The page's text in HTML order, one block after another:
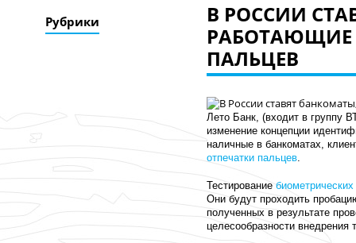
Рубрики
В РОССИИ
РАБОТАЮЩИЕ
ПАЛЬЦЕВ
Лето Банк, (входит в группу
изменение концепции
наличные в банкоматах,
отпечатки пальцев.
Тестирование биометрических
Они будут проходить
полученных в результате
целесообразности внедрения